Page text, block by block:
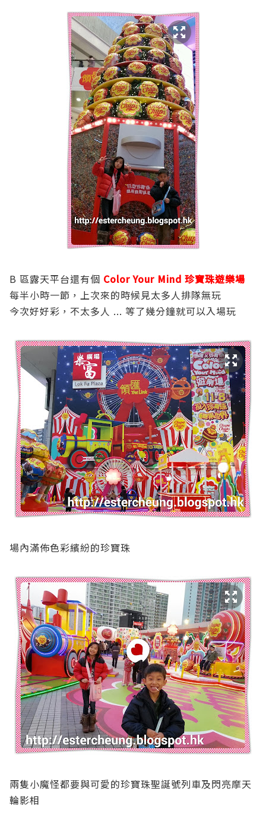
B 區露天平台還有個 Color Your Mind 珍寶珠遊樂場
每半小時一節，上次來的時候見太多人排隊無玩
今次好好彩，不太多人 ... 等了幾分鐘就可以入場玩
場內滿佈色彩繽紛的珍寶珠
兩隻小魔怪都要與可愛的珍寶珠聖誕號列車及閃亮摩天
輪影相